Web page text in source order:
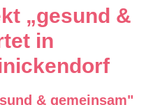
„gesund &
in